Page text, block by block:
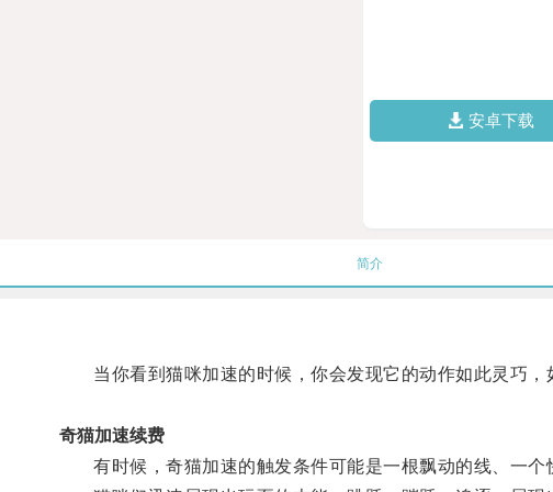
安卓下载
简介
当你看到猫咪加速的时候，你会发现它的动作如此灵巧，
奇猫加速续费
有时候，奇猫加速的触发条件可能是一根飘动的线、一个